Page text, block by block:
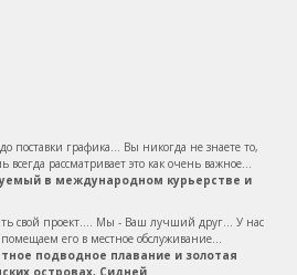
поставки графика... Вы никогда не знаете то,
рассматривает это как очень важное...
в международном курьерстве и
свой проект.... Мы - Ваш лучший друг... У нас
его в местное обслуживание...
подводное плавание и золотая
островах, Сидней